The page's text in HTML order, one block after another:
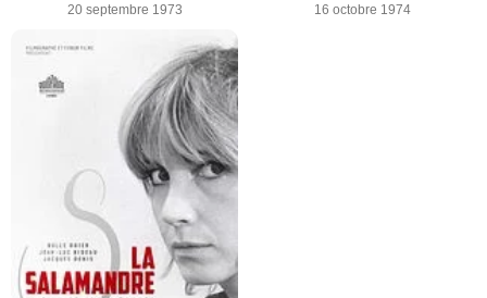
20 septembre 1973 16 octobre 1974